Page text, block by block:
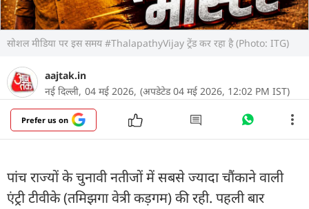
सोशल मीडिया पर इस समय #ThalapathyVijay ट्रेंड कर रहा है (Photo: ITG)
aajtak.in
नई दिल्ली, 04 मई 2026, (अपडेटेड 04 मई 2026, 12:02 PM IST)
Prefer us on
पांच राज्यों के चुनावी नतीजों में सबसे ज्यादा चौंकाने वाली
एंट्री टीवीके (तमिझगा वेत्री कड़गम) की रही. पहली बार